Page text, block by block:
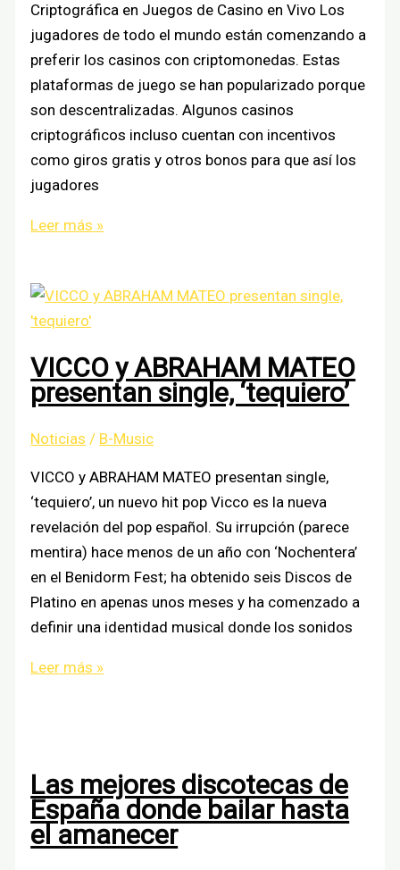
Criptográfica en Juegos de Casino en Vivo Los
jugadores de todo el mundo están comenzando a
preferir los casinos con criptomonedas. Estas
plataformas de juego se han popularizado porque
son descentralizadas. Algunos casinos
criptográficos incluso cuentan con incentivos
como giros gratis y otros bonos para que así los
jugadores
Medidas
Para
Su
Criptográfica
en
de
Casino
en
Vivo
Leer más »
VICCO y ABRAHAM MATEO
presentan single, ‘tequiero’
Noticias / B-Music
VICCO y ABRAHAM MATEO presentan single,
‘tequiero’, un nuevo hit pop Vicco es la nueva
revelación del pop español. Su irrupción (parece
mentira) hace menos de un año con ‘Nochentera’
en el Benidorm Fest; ha obtenido seis Discos de
Platino en apenas unos meses y ha comenzado a
definir una identidad musical donde los sonidos
VICCO
single,
‘tequiero’
Leer más »
Las mejores discotecas de
España donde bailar hasta
el amanecer